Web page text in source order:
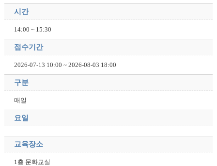
시간
14:00 ~ 15:30
접수기간
2026-07-13 10:00 ~ 2026-08-03 18:00
구분
매일
요일
교육장소
1층 문화교실